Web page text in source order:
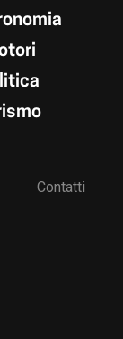
Contatti